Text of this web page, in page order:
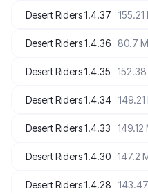
Desert Riders 1.4.37 155.21
Desert Riders 1.4.36 80.7
Desert Riders 1.4.35
Desert Riders 1.4.34
Desert Riders 1.4.33 149.12
Desert Riders 1.4.30 147.2
Desert Riders 1.4.28